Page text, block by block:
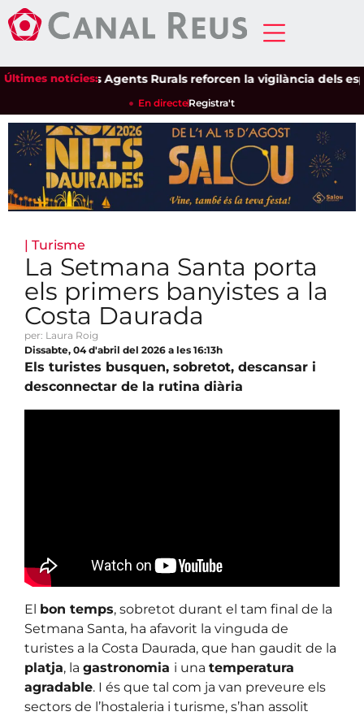
Últimes notícies:Els Agents Rurals reforcen la vigilància dels
En directeRegistra't
| Turisme
La Setmana Santa porta
els primers banyistes a la
Costa Daurada
per: Laura Roig
Dissabte, 04 d'abril del 2026 a les 16:13h
Els turistes busquen, sobretot, descansar i
desconnectar de la rutina diària
El bon temps, sobretot durant el tam final de la
Setmana Santa, ha afavorit la vinguda de
turistes a la Costa Daurada, que han gaudit de la
platja, la gastronomia i una temperatura
agradable. I és que tal com ja van preveure els
sectors de l’hostaleria i turisme, s’han assolit